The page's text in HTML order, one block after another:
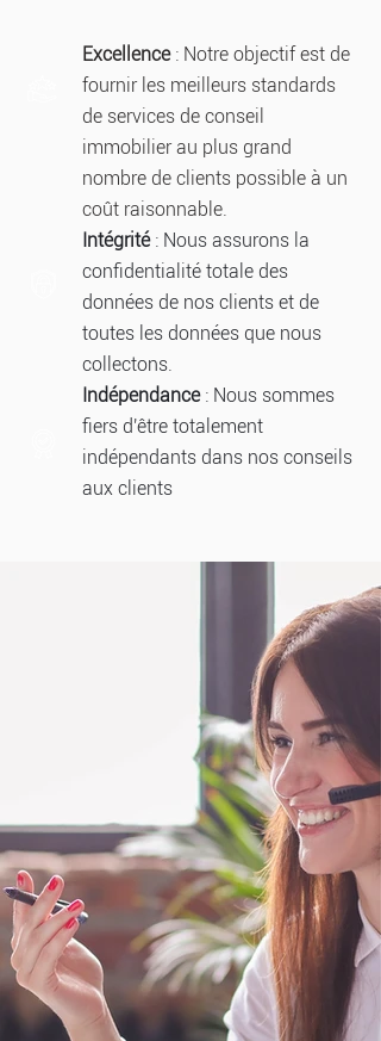
Excellence: Notre objectif est de
fournir les meilleurs standards
de services de conseil
immobilier au plus grand
nombre de clients possible à un
coût raisonnable.
Intégrité: Nous assurons la
confidentialité totale des
données de nos clients et de
toutes les données que nous
collectons.
Indépendance: Nous sommes
fiers d'être totalement
indépendants dans nos conseils
aux clients